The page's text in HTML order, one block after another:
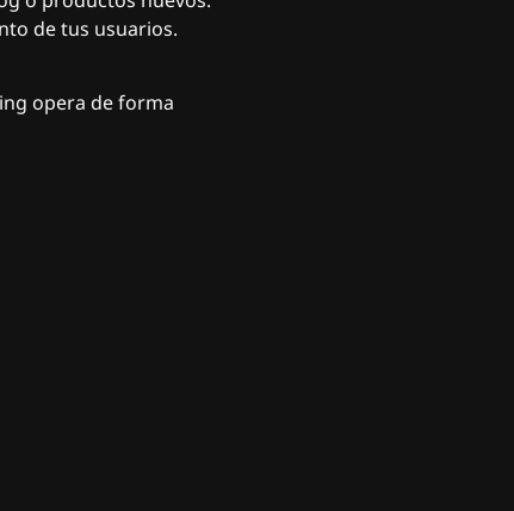
de tus usuarios.
opera de forma